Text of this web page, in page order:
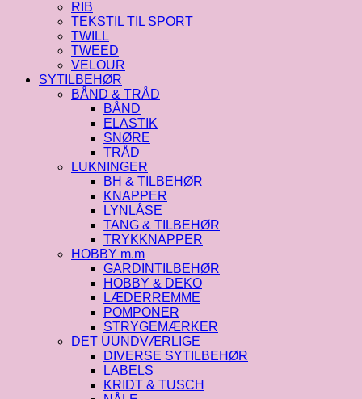
RIB
TEKSTIL TIL SPORT
TWILL
TWEED
VELOUR
SYTILBEHØR
BÅND & TRÅD
BÅND
ELASTIK
SNØRE
TRÅD
LUKNINGER
BH & TILBEHØR
KNAPPER
LYNLÅSE
TANG & TILBEHØR
TRYKKNAPPER
HOBBY m.m
GARDINTILBEHØR
HOBBY & DEKO
LÆDERREMME
POMPONER
STRYGEMÆRKER
DET UUNDVÆRLIGE
DIVERSE SYTILBEHØR
LABELS
KRIDT & TUSCH